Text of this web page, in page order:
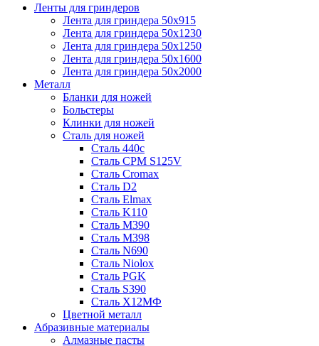
Ленты для гриндеров
Лента для гриндера 50х915
Лента для гриндера 50х1230
Лента для гриндера 50х1250
Лента для гриндера 50х1600
Лента для гриндера 50х2000
Металл
Бланки для ножей
Больстеры
Клинки для ножей
Сталь для ножей
Сталь 440c
Сталь CPM S125V
Сталь Cromax
Сталь D2
Сталь Elmax
Сталь K110
Сталь M390
Сталь M398
Сталь N690
Сталь Niolox
Сталь PGK
Сталь S390
Сталь Х12МФ
Цветной металл
Абразивные материалы
Алмазные пасты